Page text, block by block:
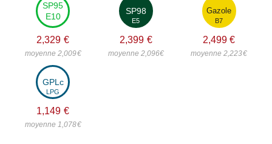
SP95
E10
2,329 €
moyenne 2,009€
SP98
E5
2,399 €
moyenne 2,096€
Gazole
B7
2,499 €
moyenne 2,223€
GPLc
LPG
1,149 €
moyenne 1,078€